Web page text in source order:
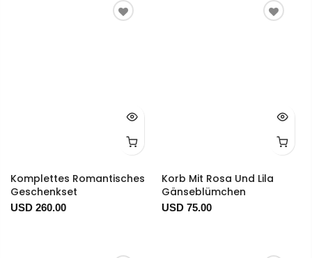
Komplettes Romantisches
Geschenkset
USD 260.00
Korb Mit Rosa Und Lila
Gänseblümchen
USD 75.00